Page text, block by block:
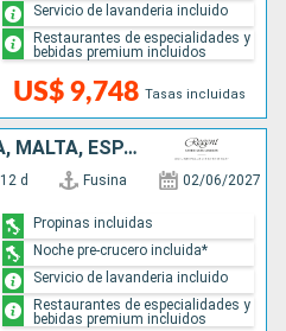
US$ 9,748 Tasas incluidas
Servicio de lavanderia incluido
Restaurantes de especialidades y
bebidas premium incluidos
ITALIA, CROACIA, GRECIA, MALTA, ESPAÑA
12 d Fusina 02/06/2027
Propinas incluidas
Noche pre-crucero incluida*
Servicio de lavanderia incluido
Restaurantes de especialidades y
bebidas premium incluidos